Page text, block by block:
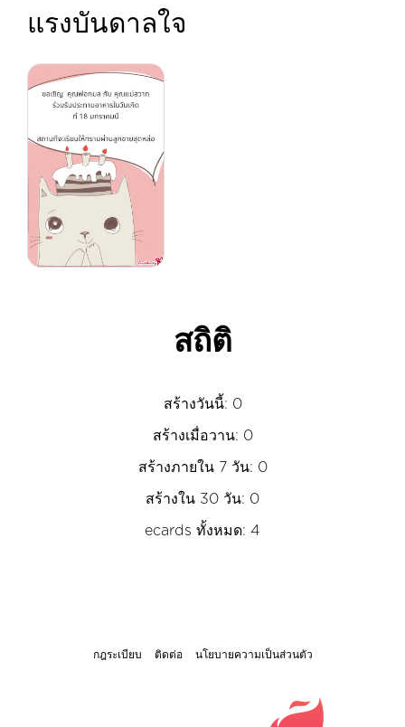
แรงบันดาลใจ
สถิติ
สร้างวันนี้: 0
สร้างเมื่อวาน: 0
สร้างภายใน 7 วัน: 0
สร้างใน 30 วัน: 0
ecards ทั้งหมด: 4
กฎระเบียบ ติดต่อ นโยบายความเป็นส่วนตัว